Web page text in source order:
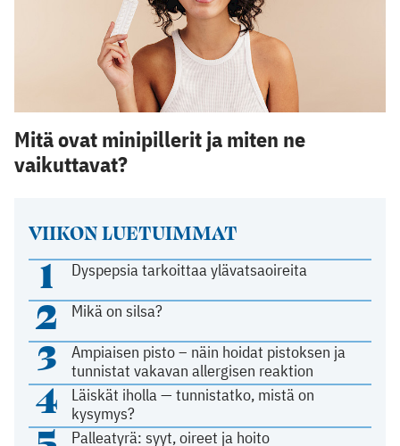
VIIKON LUETUIMMAT
1 Dyspepsia tarkoittaa ylävatsaoireita
2 Mikä on silsa?
3
Ampiaisen pisto – näin hoidat pistoksen ja
tunnistat vakavan allergisen reaktion
4
Läiskät iholla — tunnistatko, mistä on
kysymys?
Palleatyrä: syyt, oireet ja hoito
Mitä ovat minipillerit ja miten ne
vaikuttavat?